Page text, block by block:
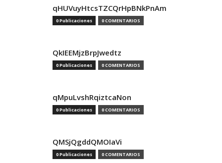
qHUVuyHtcsTZCQrHpBNkPnAm
0 Publicaciones 0 COMENTARIOS
QkIEEMjzBrpJwedtz
0 Publicaciones 0 COMENTARIOS
qMpuLvshRqiztcaNon
0 Publicaciones 0 COMENTARIOS
QMSjQgddQMOIaVi
0 Publicaciones 0 COMENTARIOS